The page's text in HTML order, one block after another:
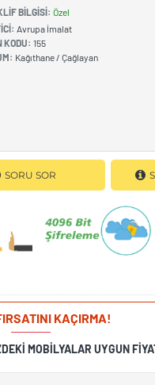
BILGISI: Özel
Avrupa İmalat
KODU: 155
Kağıthane / Çağlayan
SORU SOR
KAÇIRMA!
MOBILYALAR UYGUN